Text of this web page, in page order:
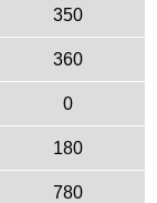
350
360
0
180
780